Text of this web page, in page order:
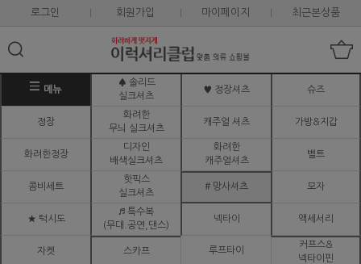
로그인 회원가입 마이페이지 최근본상품
메뉴
♠ 솔리드
실크셔츠
♥ 정장셔츠 슈즈
정장
화려한
무늬 실크셔츠
캐주얼 셔츠 가방&지갑
화려한정장
디자인
배색실크셔츠
화려한
캐주얼셔츠
벨트
콤비세트
핫픽스
실크셔츠
# 망사셔츠 모자
★ 턱시도
♬ 특수복
(무대.공연,댄스)
넥타이 액세서리
자켓 스카프 루프타이
커프스&
넥타이핀